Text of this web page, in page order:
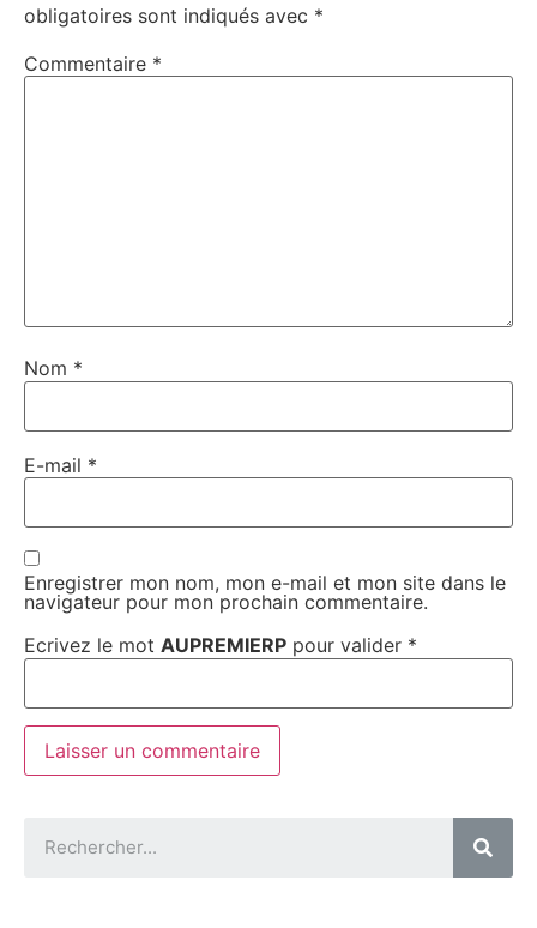
obligatoires sont indiqués avec *
Commentaire *
Nom *
E-mail *
Enregistrer mon nom, mon e-mail et mon site dans le
navigateur pour mon prochain commentaire.
Ecrivez le mot AUPREMIERP pour valider *